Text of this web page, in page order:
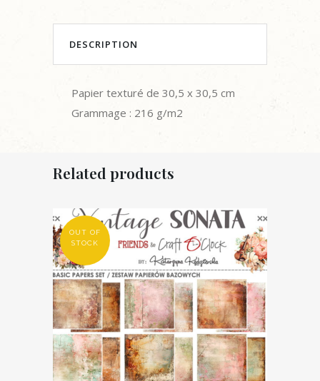
quantity
DESCRIPTION
Papier texturé de 30,5 x 30,5 cm
Grammage : 216 g/m2
Related products
OUT OF
STOCK